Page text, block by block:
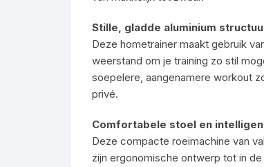
Stille, gladde aluminium
Deze hometrainer maakt gebruik
weerstand om je training zo stil
soepelere, aangenamere workout
privé.
Comfortabele stoel en
Deze compacte roeimachine van
zijn ergonomische ontwerp tot in